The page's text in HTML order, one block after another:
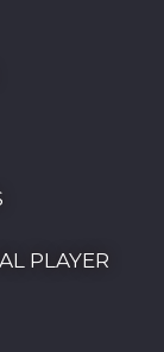
PLAYER